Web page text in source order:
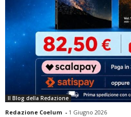
Il Blog della Redazione
Redazione Coelum - 1 Giugno 2026